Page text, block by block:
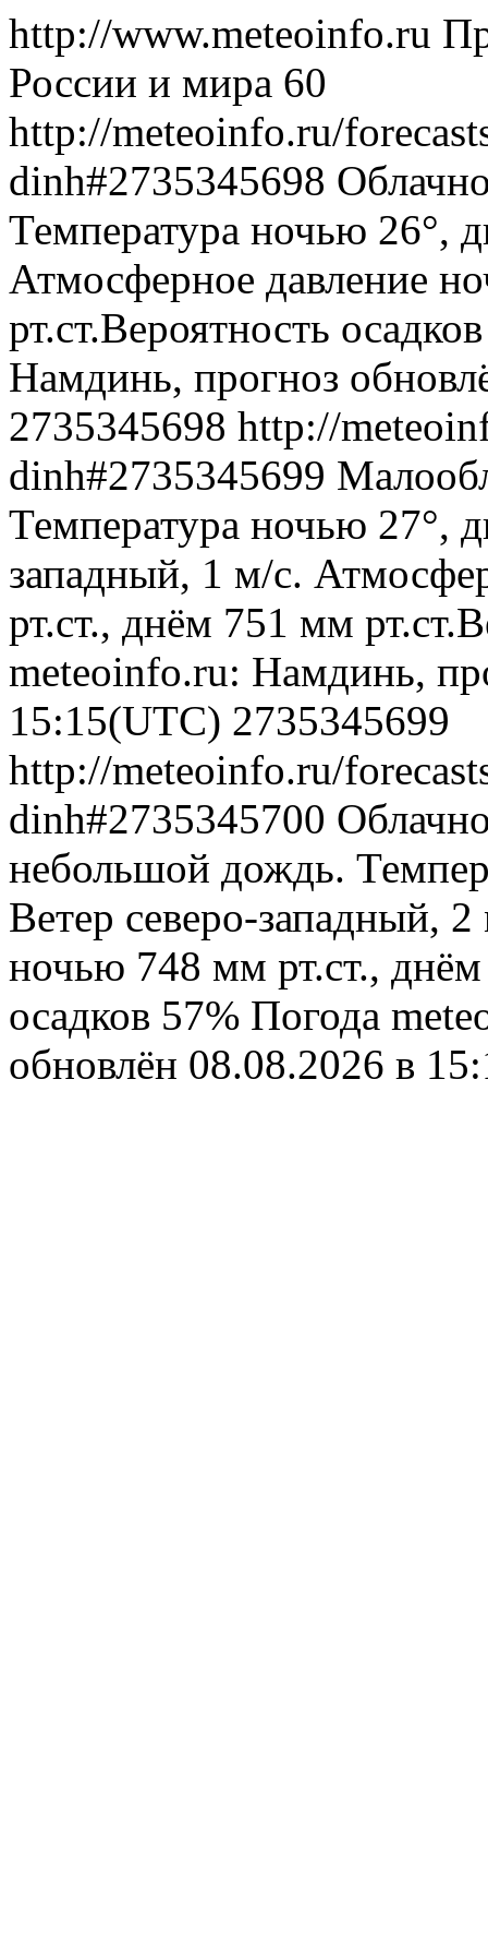
http://www.meteoinfo.ru
России и мира 60
http://meteoinfo.ru/
dinh#2735345698
Температура ночью 26°,
Атмосферное давление
рт.ст.Вероятность
Намдинь, прогноз
2735345698 http://
dinh#2735345699
Температура ночью 27°,
западный, 1 м/с.
рт.ст., днём 751 мм
meteoinfo.ru: Намдинь,
15:15(UTC) 2735345699
http://meteoinfo.ru/
dinh#2735345700
небольшой дождь.
Ветер северо-западный,
ночью 748 мм рт.ст.,
осадков 57% Погода
обновлён 08.08.2026 в